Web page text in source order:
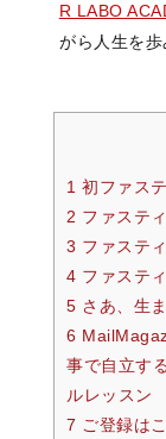
R LABO
がら人生を
1 初ファス
2 ファステ
3 ファステ
4 ファステ
5 さあ、生
6
事で自立す
ルレッスン
7 ご登録は